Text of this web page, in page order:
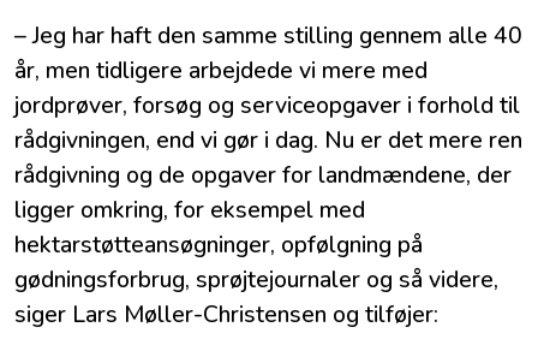
– Jeg har haft den samme stilling gennem alle 40
år, men tidligere arbejdede vi mere med
jordprøver, forsøg og serviceopgaver i forhold til
rådgivningen, end vi gør i dag. Nu er det mere ren
rådgivning og de opgaver for landmændene, der
ligger omkring, for eksempel med
hektarstøtteansøgninger, opfølgning på
gødningsforbrug, sprøjtejournaler og så videre,
siger Lars Møller-Christensen og tilføjer: